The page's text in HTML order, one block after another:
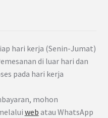
hari kerja (Senin-Jumat)
di luar hari dan
pada hari kerja
mohon
web atau WhatsApp